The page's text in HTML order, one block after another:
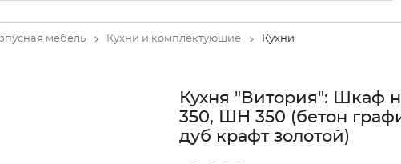
мебель Кухни и комплектующие Кухни
Кухня "Витория": Шкаф
350, ШН 350 (бетон
дуб крафт золотой)